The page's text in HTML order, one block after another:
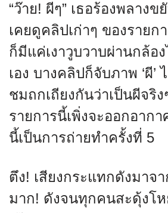
“ว๊าย! ผีๆ” เธอร้องพลางข
เคยดูคลิปเก่าๆ ของราย
ก็มีแค่เงาวูบวาบผ่านกล้อ
เอง บางคลิปก็จับภาพ ‘ผี’
ชมถกเถียงกันว่าเป็นผีจริ
รายการนี้เพิ่งจะออกอาก
นี้เป็นการถ่ายทำครั้งที่ 5
ตึง! เสียงกระแทกดังมาจ
มาก! ดังจนทุกคนสะดุ้งโห